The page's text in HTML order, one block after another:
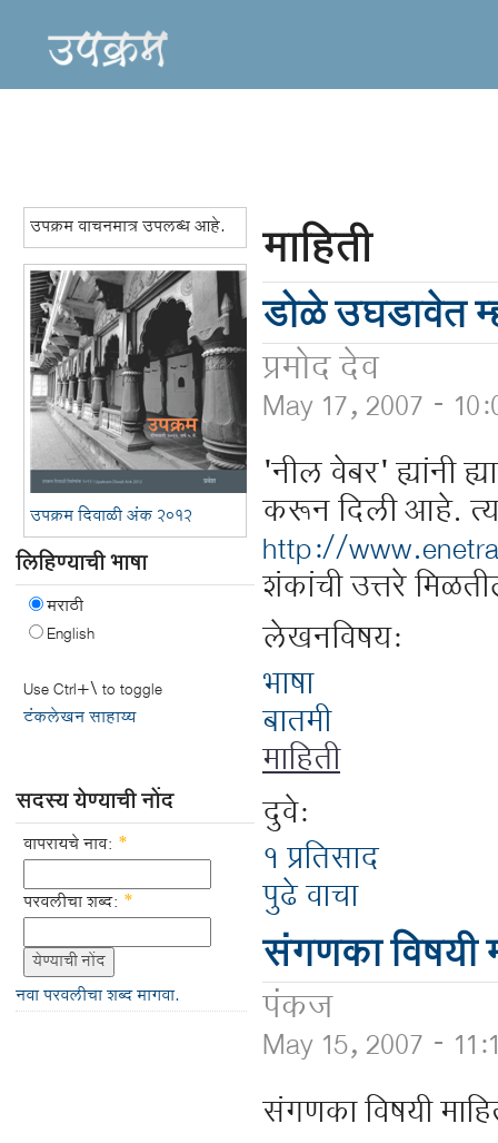
उपक्रम वाचनमात्र उपलब्ध आहे.
उपक्रम दिवाळी अंक २०१२
लिहिण्याची भाषा
मराठी
English
Use Ctrl+\ to toggle
टंकलेखन साहाय्य
सदस्य येण्याची नोंद
वापरायचे नाव: *
परवलीचा शब्द: *
नवा परवलीचा शब्द मागवा.
माहिती
डोळे उघडावेत
प्रमोद देव
May 17, 2007 -
'नील वेबर' ह्यांनी
करून दिली आहे.
http://
शंकांची उत्तरे
लेखनविषय:
भाषा
बातमी
माहिती
दुवे:
१ प्रतिसाद
पुढे वाचा
संगणका विषयी
पंकज
May 15, 2007 -
संगणका विषयी